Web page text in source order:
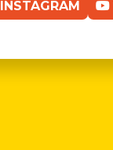
INSTAGRAM